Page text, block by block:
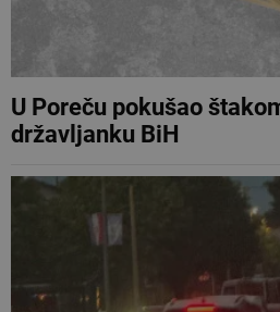
U Poreču pokušao
državljanku BiH